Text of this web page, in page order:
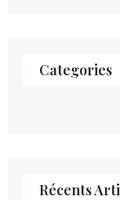
Categories
Récents